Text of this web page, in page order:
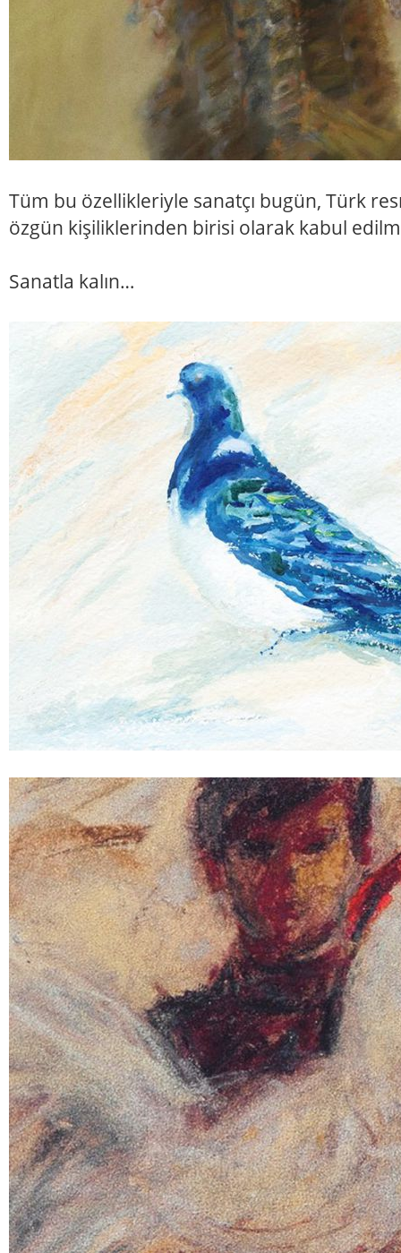
Tüm bu özellikleriyle sanatçı bugün, Türk
özgün kişiliklerinden birisi olarak kabul
Sanatla kalın…